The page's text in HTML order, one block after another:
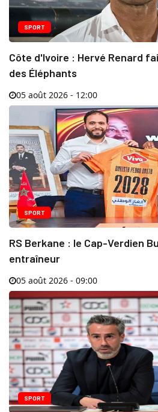
SPORT
Côte d'Ivoire : Hervé Renard
des Éléphants
05 août 2026 - 12:00
SPORT
RS Berkane : le Cap-Verdien
entraîneur
05 août 2026 - 09:00
SPORT